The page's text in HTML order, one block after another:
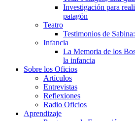
Investigación para
patagón
Teatro
Testimonios de
Infancia
La Memoria de los
la infancia
Sobre los Oficios
Artículos
Entrevistas
Reflexiones
Radio Oficios
Aprendizaje